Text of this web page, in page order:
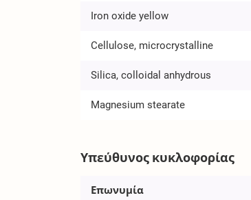
Iron oxide yellow
Cellulose, microcrystalline
Silica, colloidal anhydrous
Magnesium stearate
Υπεύθυνος κυκλοφορίας
Επωνυμία